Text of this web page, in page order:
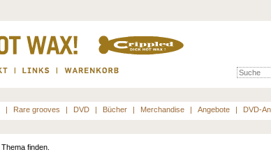
| Rare grooves | DVD | Bücher | Merchandise | Angebote | DVD-
finden.